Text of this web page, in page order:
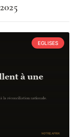
EGLISES